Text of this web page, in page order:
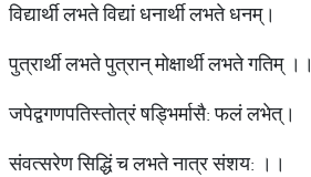
विद्यार्थी लभते विद्यां धनार्थी लभते धनम्।
पुत्रार्थी लभते पुत्रान् मोक्षार्थी लभते गतिम् ।।
जपेद्वगणपतिस्तोत्रं षड्भिर्मासै: फलं लभेत्।
संवत्सरेण सिद्धिं च लभते नात्र संशय: ।।